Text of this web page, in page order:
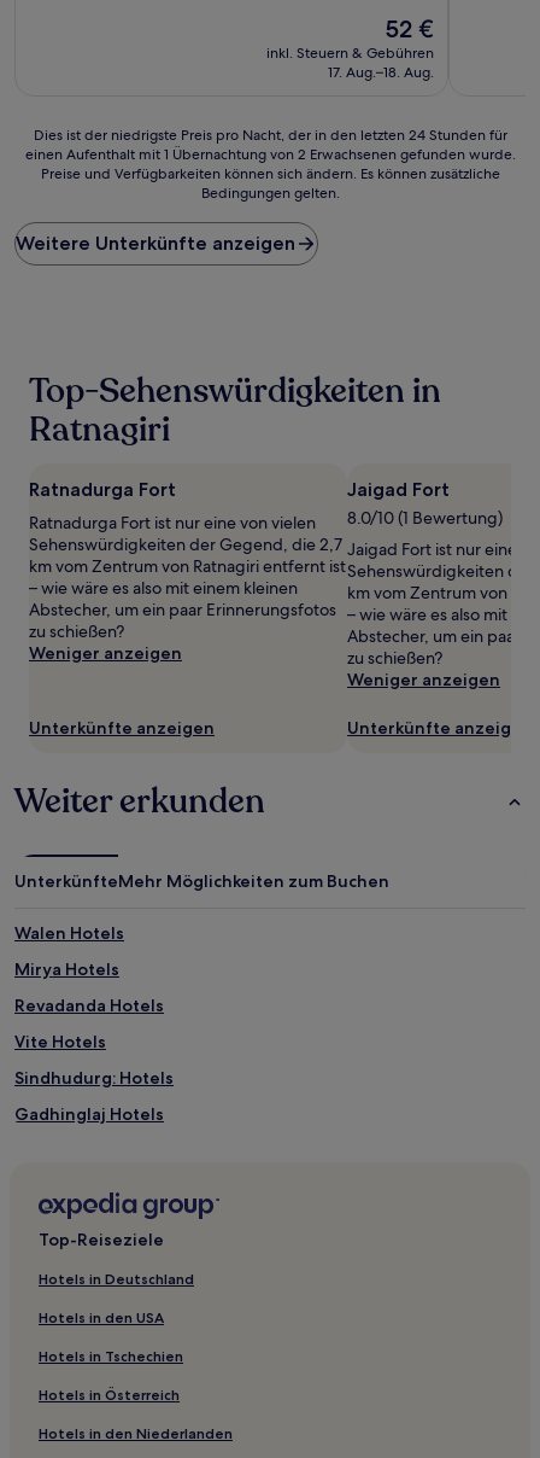
Der
Preis
beträgt
52 €
inkl. Steuern & Gebühren
17. Aug.–18. Aug.
Dies
ist
Preis
pro
Nacht,
24 Stunden
einen
Aufenthalt
1 Übernachtung
2 Erwachsenen
gefunden
wurde.
Preise
und
Verfügbarkeiten
können
können
Bedingungen
gelten.
Dies ist der niedrigste Preis pro Nacht, der in den letzten 24 Stunden für
einen Aufenthalt mit 1 Übernachtung von 2 Erwachsenen gefunden wurde.
Preise und Verfügbarkeiten können sich ändern. Es können zusätzliche
Bedingungen gelten.
Weitere Unterkünfte anzeigen
Top-Sehenswürdigkeiten in
Ratnagiri
Ratnadurga Fort
Ratnadurga Fort ist nur eine von vielen
Sehenswürdigkeiten der Gegend, die 2,7
km vom Zentrum von Ratnagiri entfernt ist
– wie wäre es also mit einem kleinen
Abstecher, um ein paar Erinnerungsfotos
zu schießen?
Weniger anzeigen
Unterkünfte anzeigen
Jaigad Fort
8.0/10 (1 Bewertung)
Jaigad Fort ist nur eine
Sehenswürdigkeiten der
km vom Zentrum von
– wie wäre es also mit
Abstecher, um ein paar
zu schießen?
Weniger anzeigen
Unterkünfte anzeigen
Weiter erkunden
UnterkünfteMehr Möglichkeiten zum Buchen
Walen Hotels
Mirya Hotels
Revadanda Hotels
Vite Hotels
Sindhudurg: Hotels
Gadhinglaj Hotels
Kambare Hotels
Gargoti Hotels
Diveāgar Hotels
Hotels nahe Koyna Wildlife Sanctuary
Distrikt Satara: Hotels
Top-Reiseziele
Hotels in Deutschland
Hotels in den USA
Hotels in Tschechien
Hotels in Österreich
Hotels in den Niederlanden